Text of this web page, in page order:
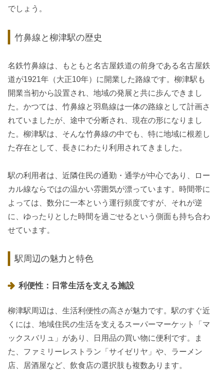
でしょう。
竹鼻線と柳津駅の歴史
名鉄竹鼻線は、もともと名古屋鉄道の前身である名古屋鉄
道が1921年（大正10年）に開業した路線です。柳津駅も
開業当初から設置され、地域の発展と共に歩んできまし
た。かつては、竹鼻線と羽島線は一体の路線として計画さ
れていましたが、途中で分断され、現在の形になりまし
た。柳津駅は、そんな竹鼻線の中でも、特に地域に根差し
た存在として、長きにわたり利用されてきました。
駅の利用者は、近隣住民の通勤・通学が中心であり、ロー
カル線ならではの温かい雰囲気が漂っています。時間帯に
よっては、数分に一本という運行頻度ですが、それが逆
に、ゆったりとした時間を過ごせるという側面も持ち合わ
せています。
駅周辺の魅力と特色
利便性：日常生活を支える施設
柳津駅周辺は、生活利便性の高さが魅力です。駅のすぐ近
くには、地域住民の生活を支えるスーパーマーケット「マ
ックスバリュ」があり、日用品の買い物に便利です。ま
た、ファミリーレストラン「サイゼリヤ」や、ラーメン
店、居酒屋など、飲食店の選択肢も複数あります。